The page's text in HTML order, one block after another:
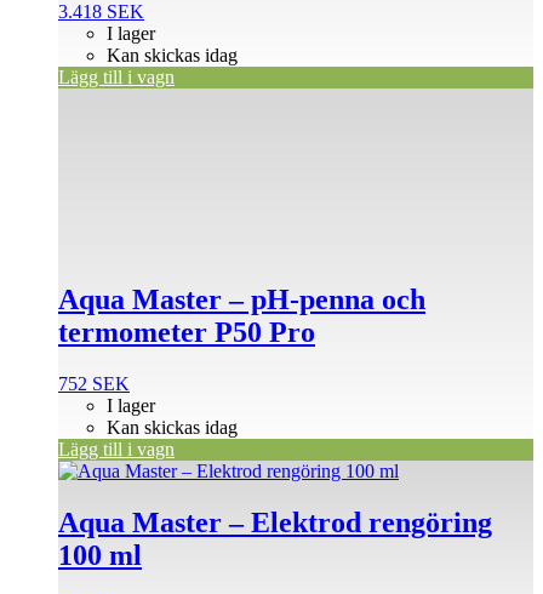
3.418 SEK
I lager
Kan skickas idag
Lägg till i vagn
Aqua Master – pH-penna och
termometer P50 Pro
752 SEK
I lager
Kan skickas idag
Lägg till i vagn
Aqua Master – Elektrod rengöring
100 ml